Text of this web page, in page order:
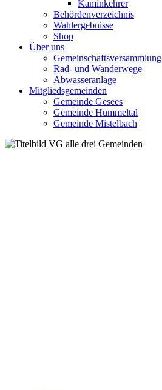
Kaminkehrer
Behördenverzeichnis
Wahlergebnisse
Shop
Über uns
Gemeinschaftsversammlung
Rad- und Wanderwege
Abwasseranlage
Mitgliedsgemeinden
Gemeinde Gesees
Gemeinde Hummeltal
Gemeinde Mistelbach